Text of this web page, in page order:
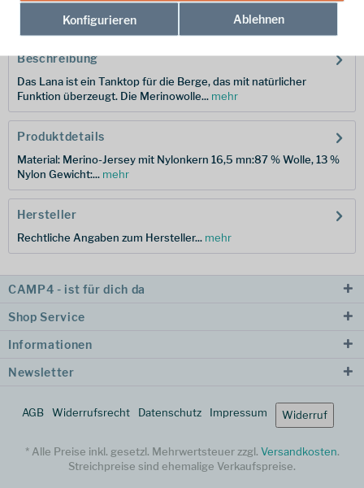
Hersteller-Nr.: X000006530033-L
Beschreibung
Das Lana ist ein Tanktop für die Berge, das mit natürlicher
Funktion überzeugt. Die Merinowolle... mehr
Produktdetails
Material: Merino-Jersey mit Nylonkern 16,5 mn:87 % Wolle, 13 %
Nylon Gewicht:... mehr
Hersteller
Rechtliche Angaben zum Hersteller... mehr
CAMP4 - ist für dich da
Shop Service
Informationen
Newsletter
AGB Widerrufsrecht Datenschutz Impressum Widerruf
* Alle Preise inkl. gesetzl. Mehrwertsteuer zzgl. Versandkosten.
Streichpreise sind ehemalige Verkaufspreise.
Konfigurieren Ablehnen